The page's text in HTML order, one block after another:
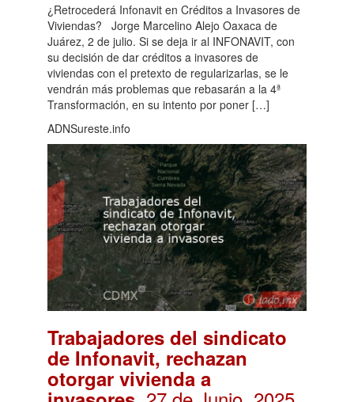
¿Retrocederá Infonavit en Créditos a Invasores de
Viviendas? Jorge Marcelino Alejo Oaxaca de
Juárez, 2 de julio. Si se deja ir al INFONAVIT, con
su decisión de dar créditos a invasores de
viviendas con el pretexto de regularizarlas, se le
vendrán más problemas que rebasarán a la 4ª
Transformación, en su intento por poner […]
ADNSureste.info
Trabajadores del sindicato
de Infonavit, rechazan
otorgar vivienda a